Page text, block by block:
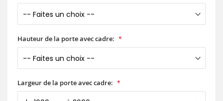
Hauteur de la porte avec cadre:
Largeur de la porte avec cadre: